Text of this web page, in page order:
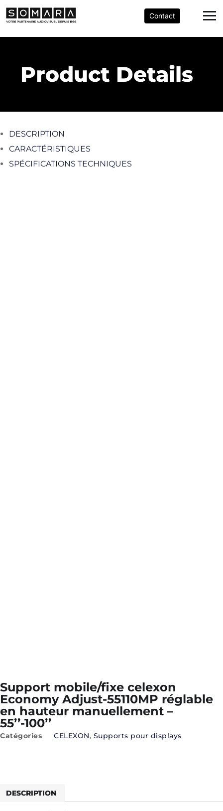
Contact
Product Details
DESCRIPTION
CARACTÉRISTIQUES
SPÉCIFICATIONS TECHNIQUES
Support mobile/fixe celexon
Economy Adjust-55110MP réglable
en hauteur manuellement –
55’’-100’’
Catégories CELEXON, Supports pour displays
DESCRIPTION